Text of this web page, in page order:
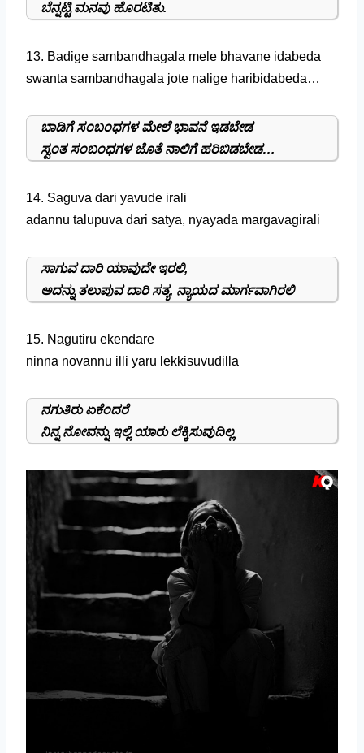
ಬೆನ್ನಟ್ಟಿ ಮನವು ಹೊರಟಿತು.
13. Badige sambandhagala mele bhavane idabeda
swanta sambandhagala jote nalige haribidabeda…
ಬಾಡಿಗೆ ಸಂಬಂಧಗಳ ಮೇಲೆ ಭಾವನೆ ಇಡಬೇಡ
ಸ್ವಂತ ಸಂಬಂಧಗಳ ಜೊತೆ ನಾಲಿಗೆ ಹರಿಬಿಡಬೇಡ…
14. Saguva dari yavude irali
adannu talupuva dari satya, nyayada margavagirali
ಸಾಗುವ ದಾರಿ ಯಾವುದೇ ಇರಲಿ,
ಅದನ್ನು ತಲುಪುವ ದಾರಿ ಸತ್ಯ, ನ್ಯಾಯದ ಮಾರ್ಗವಾಗಿರಲಿ
15. Nagutiru ekendare
ninna novannu illi yaru lekkisuvudilla
ನಗುತಿರು ಏಕೆಂದರೆ
ನಿನ್ನ ನೋವನ್ನು ಇಲ್ಲಿ ಯಾರು ಲೆಕ್ಕಿಸುವುದಿಲ್ಲ